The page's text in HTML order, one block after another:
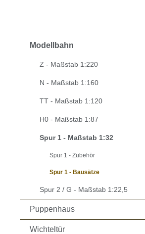
Modellbahn
Z - Maßstab 1:220
N - Maßstab 1:160
TT - Maßstab 1:120
H0 - Maßstab 1:87
Spur 1 - Maßstab 1:32
Spur 1 - Zubehör
Spur 1 - Bausätze
Spur 2 / G - Maßstab 1:22,5
Puppenhaus
Wichteltür